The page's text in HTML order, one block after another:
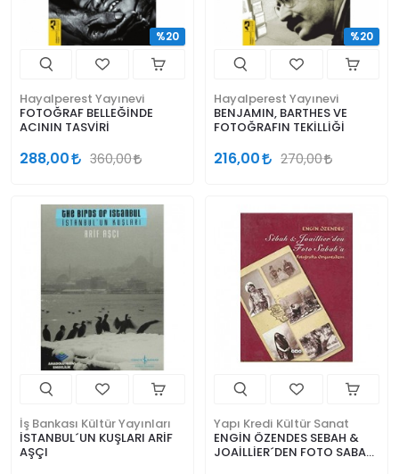
Hayalperest Yayınevi
FOTOĞRAF BELLEĞİNDE
ACININ TASVİRİ
288,00 360,00
%20
Hayalperest Yayınevi
BENJAMIN, BARTHES VE
FOTOĞRAFIN TEKİLLİĞİ
216,00 270,00
%20
İş Bankası Kültür Yayınları
İSTANBUL´UN KUŞLARI ARİF
AŞÇI
Yapı Kredi Kültür Sanat
ENGİN ÖZENDES SEBAH &
JOAİLLİER´DEN FOTO SABAH